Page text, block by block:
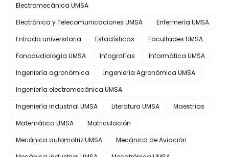
Electromecánica UMSA
Electrónica y Telecomunicaciones UMSA
Enfermería UMSA
Entrada universitaria
Estadísticas
Facultades UMSA
Fonoaudiología UMSA
Infografías
Informática UMSA
Ingeniería agronómica
Ingeniería Agronómica UMSA
Ingeniería electromecánica UMSA
Ingeniería industrial UMSA
Literatura UMSA
Maestrías
Matemática UMSA
Matriculación
Mecánica automotriz UMSA
Mecánica de Aviación